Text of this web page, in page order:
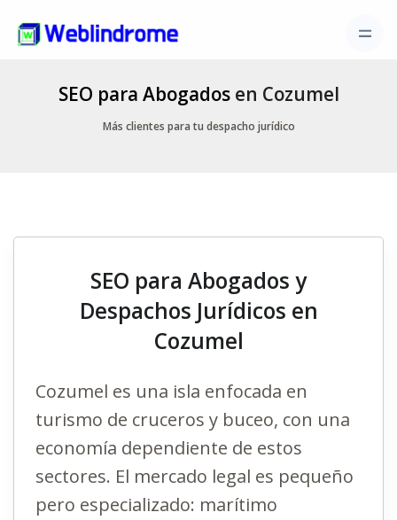
SEO para Abogadosen Cozumel
Más clientes para tu despacho jurídico
SEO para Abogados y
Despachos Jurídicos en
Cozumel
Cozumel es una isla enfocada en
turismo de cruceros y buceo, con una
economía dependiente de estos
sectores. El mercado legal es pequeño
pero especializado: marítimo